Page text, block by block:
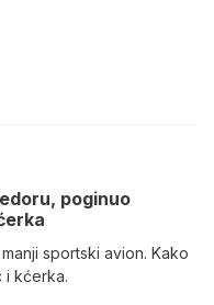
poginuo
sportski avion. Kako
i kćerka.